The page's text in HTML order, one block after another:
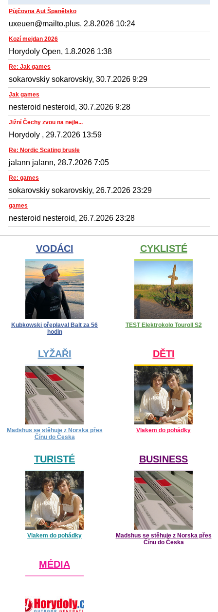
Půjčovna Aut Španělsko
uxeuen@mailto.plus, 2.8.2026 10:24
Kozí mejdan 2026
Horydoly Open, 1.8.2026 1:38
Re: Jak games
sokarovskiy sokarovskiy, 30.7.2026 9:29
Jak games
nesteroid nesteroid, 30.7.2026 9:28
Jižní Čechy zvou na nejle...
Horydoly , 29.7.2026 13:59
Re: Nordic Scating brusle
jalann jalann, 28.7.2026 7:05
Re: games
sokarovskiy sokarovskiy, 26.7.2026 23:29
games
nesteroid nesteroid, 26.7.2026 23:28
VODÁCI
Kubkowski přeplaval Balt za 56
hodin
CYKLISTÉ
TEST Elektrokolo Touroll S2
LYŽAŘI
Madshus se stěhuje z Norska přes
Čínu do Česka
DĚTI
Vlakem do pohádky
TURISTÉ
Vlakem do pohádky
BUSINESS
Madshus se stěhuje z Norska přes
Čínu do Česka
MÉDIA